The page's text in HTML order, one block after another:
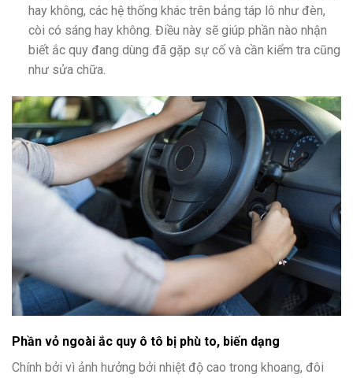
hay không, các hệ thống khác trên bảng táp lô như đèn,
còi có sáng hay không. Điều này sẽ giúp phần nào nhận
biết ắc quy đang dùng đã gặp sự cố và cần kiểm tra cũng
như sửa chữa.
Phần vỏ ngoài ắc quy ô tô bị phù to, biến dạng
Chính bởi vì ảnh hưởng bởi nhiệt độ cao trong khoang, đôi